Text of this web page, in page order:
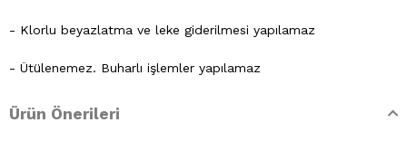
- Klorlu beyazlatma ve leke giderilmesi yapılamaz
- Ütülenemez. Buharlı işlemler yapılamaz
- Kuru temizleme işlemine izin verilemez.
Ürün Önerileri